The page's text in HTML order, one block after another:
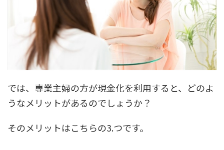
では、専業主婦の方が現金化を利用すると、どのよ
うなメリットがあるのでしょうか？
そのメリットはこちらの3.つです。